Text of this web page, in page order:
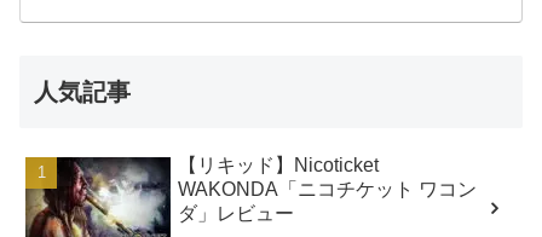
人気記事
【リキッド】Nicoticket
WAKONDA「ニコチケット ワコン
ダ」レビュー